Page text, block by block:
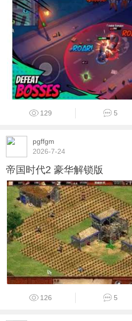
129 5
pgffgm
2026-7-24
帝国时代2 豪华解锁版
126 5